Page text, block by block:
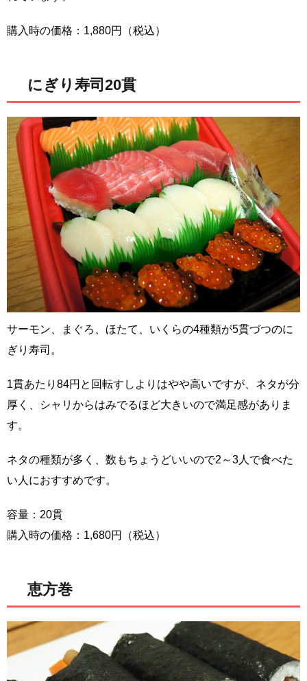
購入時の価格：1,880円（税込）
にぎり寿司20貫
サーモン、まぐろ、ほたて、いくらの4種類が5貫づつのに
ぎり寿司。
1貫あたり84円と回転すしよりはやや高いですが、ネタが分
厚く、シャリからはみでるほど大きいので満足感がありま
す。
ネタの種類が多く、数もちょうどいいので2～3人で食べた
い人におすすめです。
容量：20貫
購入時の価格：1,680円（税込）
恵方巻